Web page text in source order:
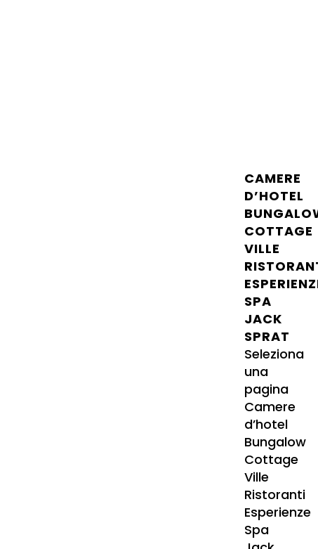
CAMERE
D’HOTEL
COTTAGE
VILLE
SPA
JACK
SPRAT
Seleziona
una
pagina
Camere
d’hotel
Bungalow
Cottage
Ville
Ristoranti
Esperienze
Spa